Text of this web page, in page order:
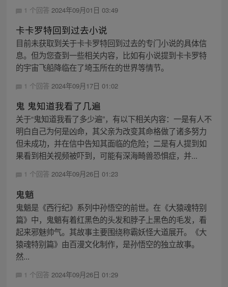
1 个回答 2024年09月01日 03:49
卡卡罗特回到过去小说
目前未获取到关于卡卡罗特回到过去的专门小说的具体信
息。但为您查到一些相关内容，比如有小说提到卡卡罗特
的宇宙飞船降临在了埼玉所在的世界等情节。
1 个回答 2024年09月17日 01:02
鬼 鬼知道我看了几遍
关于“鬼知道我看了多少遍”，有以下相关内容：一是有人不
明白自己为何是凶命，其父亲为改变其命格做了诸多努力
但未成功，并在信中告知其面临的危险；二是有人提到如
果看到相关视频被吓到，可能有深海畸兽恐惧症，并...
1 个回答 2024年09月26日 01:23
鬼魈
鬼魈是《西行纪》系列中孙悟空的前世。在《大猿魂特别
篇》中，鬼魈有着红黑色的头发和脖子上黑色的毛发，看
起来邪魅帅气。其故事主要围绕称霸妖怪大道展开。《大
猿魂特别篇》由百漫文化制作，是孙悟空的独立故事。
然...
1 个回答 2024年09月26日 01:29